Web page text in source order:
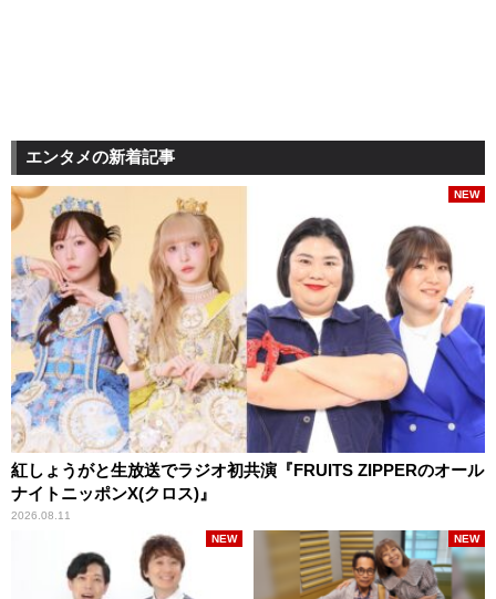
エンタメの新着記事
紅しょうがと生放送でラジオ初共演『FRUITS ZIPPERのオール
ナイトニッポンX(クロス)』
2026.08.11
NEW
NEW NEW